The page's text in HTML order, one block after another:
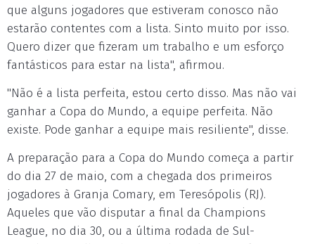
que alguns jogadores que estiveram conosco não
estarão contentes com a lista. Sinto muito por isso.
Quero dizer que fizeram um trabalho e um esforço
fantásticos para estar na lista", afirmou.
"Não é a lista perfeita, estou certo disso. Mas não vai
ganhar a Copa do Mundo, a equipe perfeita. Não
existe. Pode ganhar a equipe mais resiliente", disse.
A preparação para a Copa do Mundo começa a partir
do dia 27 de maio, com a chegada dos primeiros
jogadores à Granja Comary, em Teresópolis (RJ).
Aqueles que vão disputar a final da Champions
League, no dia 30, ou a última rodada de Sul-